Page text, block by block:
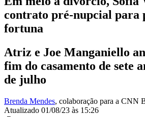
contrato pré-nupcial para
fortuna
Atriz e Joe Manganiello
fim do casamento de sete
de julho
Brenda Mendes, colaboração para a CNN
Atualizado 01/08/23 às 15:26